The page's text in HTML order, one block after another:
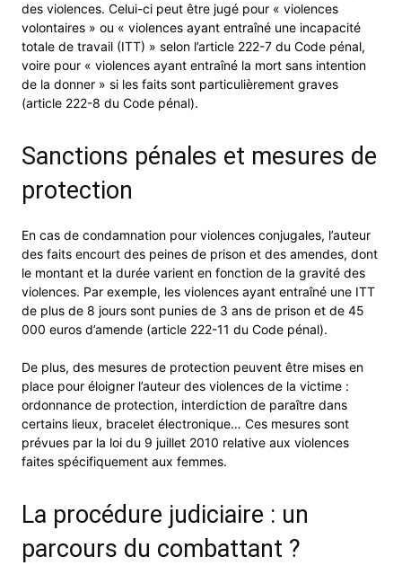
des violences. Celui-ci peut être jugé pour « violences
volontaires » ou « violences ayant entraîné une incapacité
totale de travail (ITT) » selon l’article 222-7 du Code pénal,
voire pour « violences ayant entraîné la mort sans intention
de la donner » si les faits sont particulièrement graves
(article 222-8 du Code pénal).
Sanctions pénales et mesures de
protection
En cas de condamnation pour violences conjugales, l’auteur
des faits encourt des peines de prison et des amendes, dont
le montant et la durée varient en fonction de la gravité des
violences. Par exemple, les violences ayant entraîné une ITT
de plus de 8 jours sont punies de 3 ans de prison et de 45
000 euros d’amende (article 222-11 du Code pénal).
De plus, des mesures de protection peuvent être mises en
place pour éloigner l’auteur des violences de la victime :
ordonnance de protection, interdiction de paraître dans
certains lieux, bracelet électronique… Ces mesures sont
prévues par la loi du 9 juillet 2010 relative aux violences
faites spécifiquement aux femmes.
La procédure judiciaire : un
parcours du combattant ?